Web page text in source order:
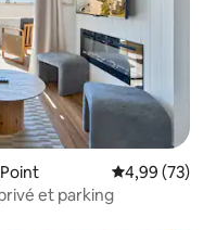
Évaluation
4,99 (73)
et parking